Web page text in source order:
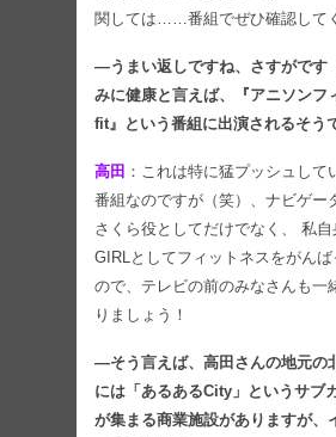
関しては……番組でぜひ確認して
―うまい返しですね、さすがです
みに健康と言えば、『アニソンフ
fit』という番組に出演されるそう
高田 ：これは特に猛プッシュして
番組なのですが（笑）、ナビゲー
さくら役としてだけでなく、 私
GIRLとしてフィットネスをがん
ので、テレビの前のみなさんも一
りましょう！
―そう言えば、高田さんの地元の
には「あるあるCity」というサブ
が集まる商業施設がありますが、